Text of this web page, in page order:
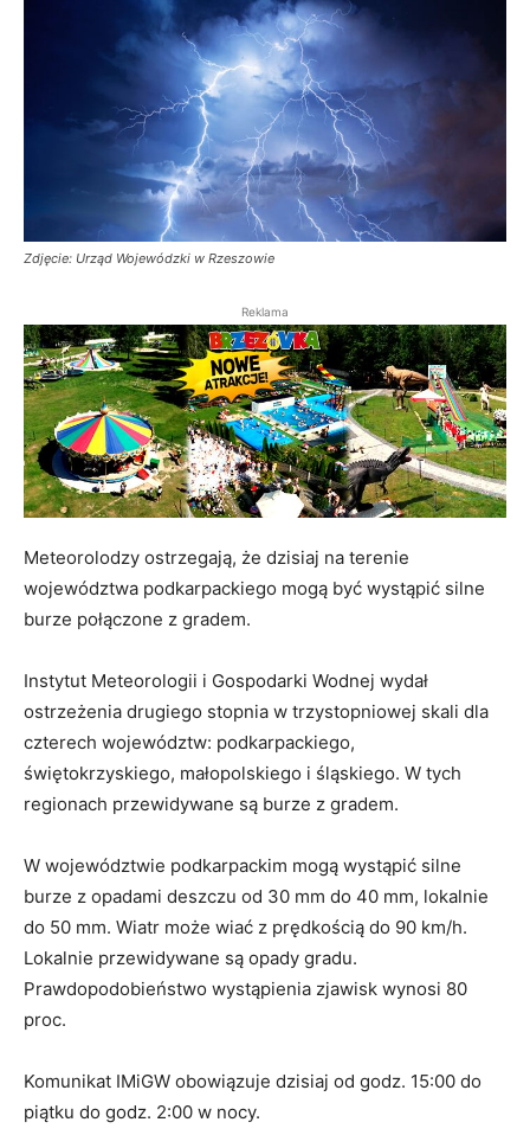
Zdjęcie: Urząd Wojewódzki w Rzeszowie
Reklama
Meteorolodzy ostrzegają, że dzisiaj na terenie
województwa podkarpackiego mogą być wystąpić silne
burze połączone z gradem.
Instytut Meteorologii i Gospodarki Wodnej wydał
ostrzeżenia drugiego stopnia w trzystopniowej skali dla
czterech województw: podkarpackiego,
świętokrzyskiego, małopolskiego i śląskiego. W tych
regionach przewidywane są burze z gradem.
W województwie podkarpackim mogą wystąpić silne
burze z opadami deszczu od 30 mm do 40 mm, lokalnie
do 50 mm. Wiatr może wiać z prędkością do 90 km/h.
Lokalnie przewidywane są opady gradu.
Prawdopodobieństwo wystąpienia zjawisk wynosi 80
proc.
Komunikat IMiGW obowiązuje dzisiaj od godz. 15:00 do
piątku do godz. 2:00 w nocy.